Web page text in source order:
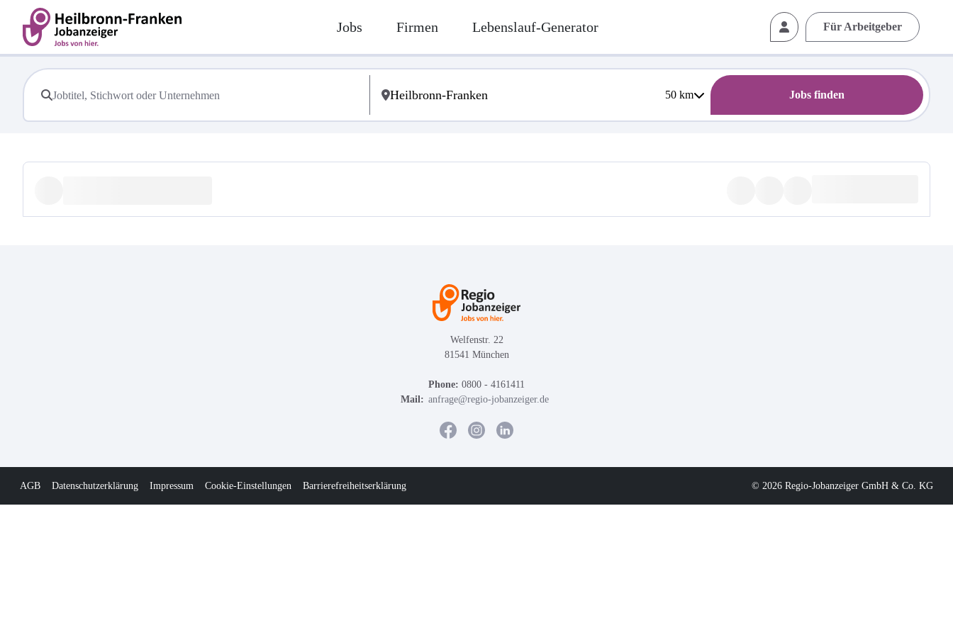
Jobs Firmen Lebenslauf-Generator Für Arbeitgeber
50km Jobs finden
Welfenstr. 22
81541 München
Phone: 0800 - 4161411
Mail: anfrage@regio-jobanzeiger.de
AGB Datenschutzerklärung Impressum Cookie-Einstellungen Barrierefreiheitserklärung © 2026 Regio-Jobanzeiger GmbH & Co. KG